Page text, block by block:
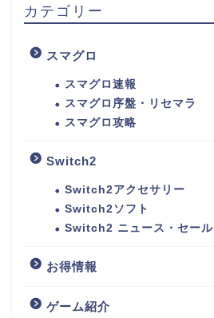
カテゴリー
スマグロ
スマグロ速報
スマグロ序盤・リセマラ
スマグロ攻略
Switch2
Switch2アクセサリー
Switch2ソフト
Switch2 ニュース・セール
お得情報
ゲーム紹介